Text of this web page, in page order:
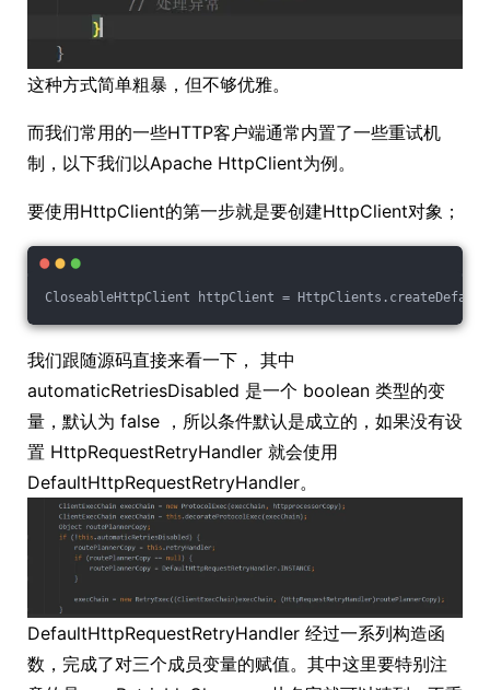
这种方式简单粗暴，但不够优雅。
而我们常用的一些HTTP客户端通常内置了一些重试机
制，以下我们以Apache HttpClient为例。
要使用HttpClient的第一步就是要创建HttpClient对象；
CloseableHttpClient httpClient =
我们跟随源码直接来看一下， 其中
automaticRetriesDisabled 是一个 boolean 类型的变
量，默认为 false ，所以条件默认是成立的，如果没有设
置 HttpRequestRetryHandler 就会使用
DefaultHttpRequestRetryHandler。
DefaultHttpRequestRetryHandler 经过一系列构造函
数，完成了对三个成员变量的赋值。其中这里要特别注